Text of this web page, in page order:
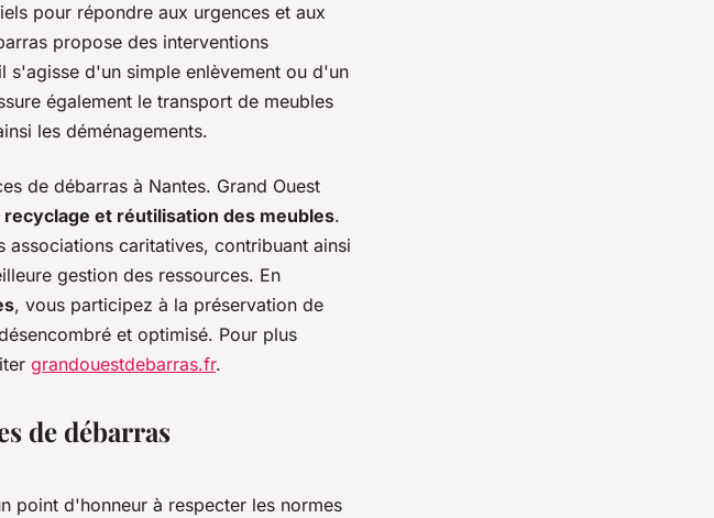
pour répondre aux urgences et aux
propose des interventions
s'agisse d'un simple enlèvement ou d'un
également le transport de meubles
les déménagements.
de débarras à Nantes. Grand Ouest
recyclage et réutilisation des meubles.
associations caritatives, contribuant ainsi
gestion des ressources. En
, vous participez à la préservation de
et optimisé. Pour plus
grandouestdebarras.fr.
de débarras
point d'honneur à respecter les normes